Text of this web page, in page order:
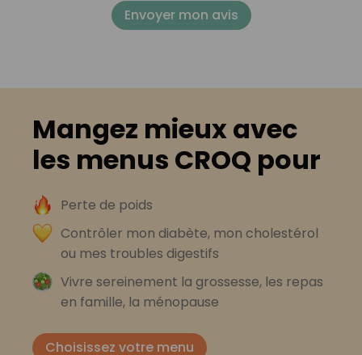
Envoyer mon avis
Mangez mieux avec
les menus CROQ pour
Perte de poids
Contrôler mon diabète, mon cholestérol
ou mes troubles digestifs
Vivre sereinement la grossesse, les repas
en famille, la ménopause
Choisissez votre menu